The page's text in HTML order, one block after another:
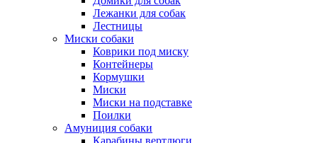
Лежанки для собак
Лестницы
Миски собаки
Коврики под миску
Контейнеры
Кормушки
Миски
Миски на подставке
Поилки
Амуниция собаки
Карабины,вертлюги